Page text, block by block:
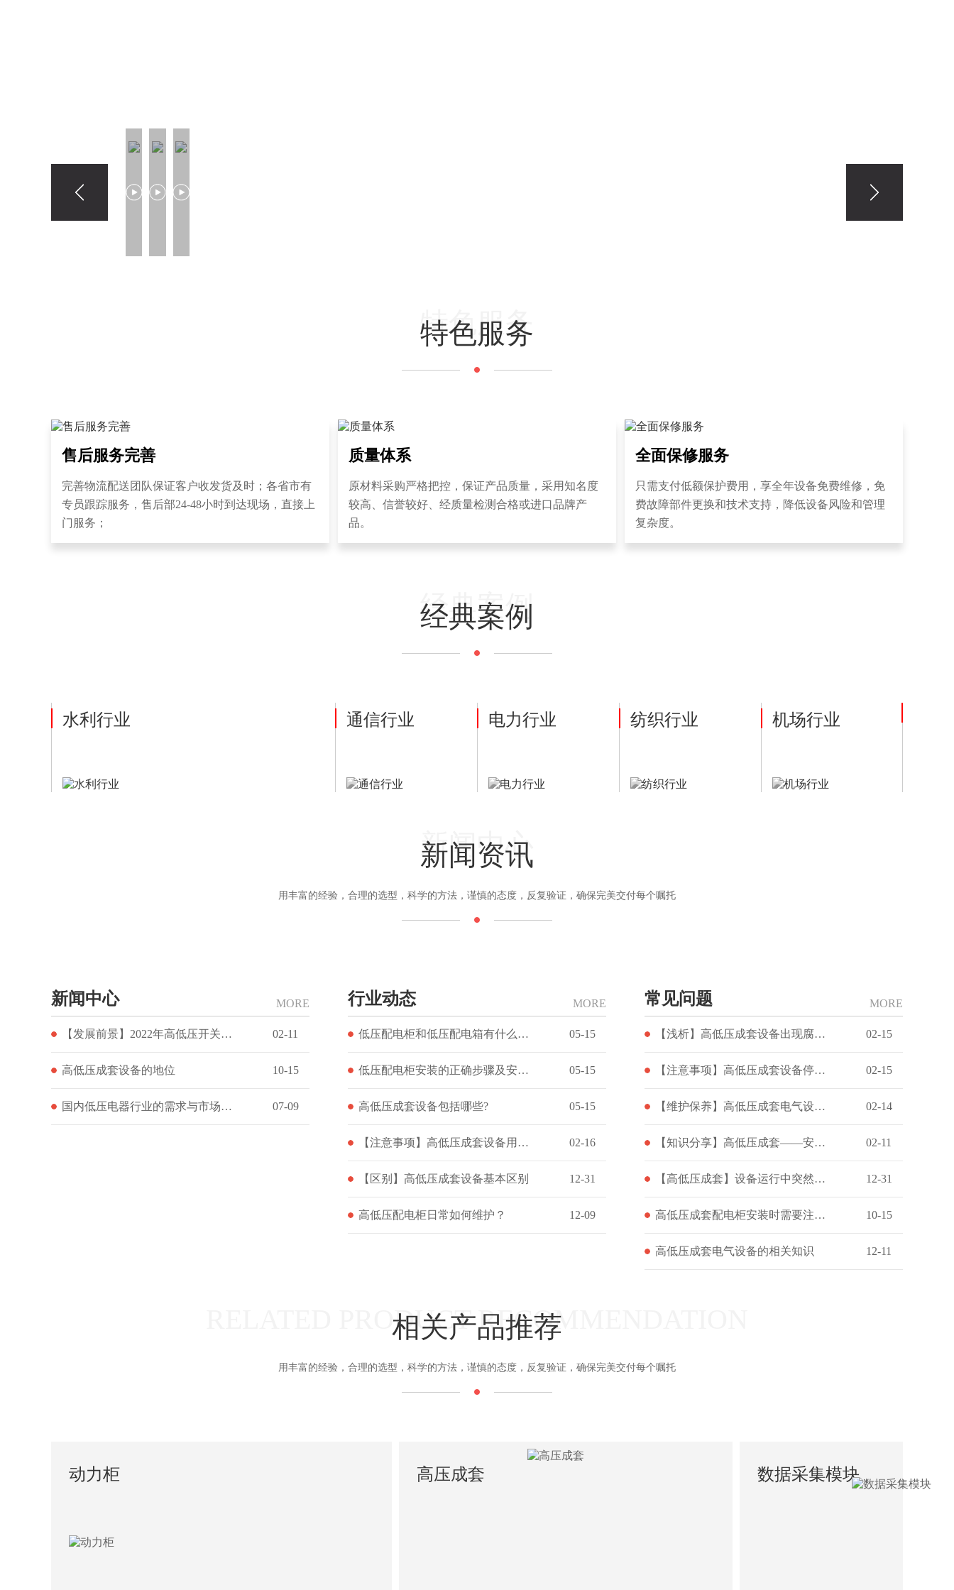
特色服务
特色服务
售后服务完善
完善物流配送团队保证客户收发货及时；各省市有
专员跟踪服务，售后部24-48小时到达现场，直接上
门服务；
质量体系
原材料采购严格把控，保证产品质量，采用知名度
较高、信誉较好、经质量检测合格或进口品牌产
品。
全面保修服务
只需支付低额保护费用，享全年设备免费维修，免
费故障部件更换和技术支持，降低设备风险和管理
复杂度。
经典案例
经典案例
水利行业 通信行业 电力行业 纺织行业 机场行业
新闻中心
新闻资讯
用丰富的经验，合理的选型，科学的方法，谨慎的态度，反复验证，确保完美交付每个嘱托
新闻中心 MORE
【发展前景】2022年高低压开关柜行业发展前景 02-11
高低压成套设备的地位 10-15
国内低压电器行业的需求与市场趋势 07-09
行业动态 MORE
低压配电柜和低压配电箱有什么不同？ 05-15
低压配电柜安装的正确步骤及安装时注意事项 05-15
高低压成套设备包括哪些? 05-15
【注意事项】高低压成套设备用途及注意事项? 02-16
【区别】高低压成套设备基本区别 12-31
高低压配电柜日常如何维护？ 12-09
常见问题 MORE
【浅析】高低压成套设备出现腐蚀情况该怎么办 02-15
【注意事项】高低压成套设备停用恢复运行注意事项 02-15
【维护保养】高低压成套电气设备的保养维护知识 02-14
【知识分享】高低压成套——安装后检查 02-11
【高低压成套】设备运行中突然跳闸怎么办 12-31
高低压成套配电柜安装时需要注意什么？ 10-15
高低压成套电气设备的相关知识 12-11
RELATED PRODUCT RECOMMENDATION
相关产品推荐
用丰富的经验，合理的选型，科学的方法，谨慎的态度，反复验证，确保完美交付每个嘱托
动力柜 高压成套 数据采集模块